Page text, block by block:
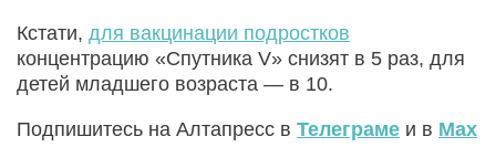
Кстати, для вакцинации подростков
концентрацию «Спутника V» снизят в 5 раз, для
детей младшего возраста — в 10.
Подпишитесь на Алтапресс в Телеграме и в Max